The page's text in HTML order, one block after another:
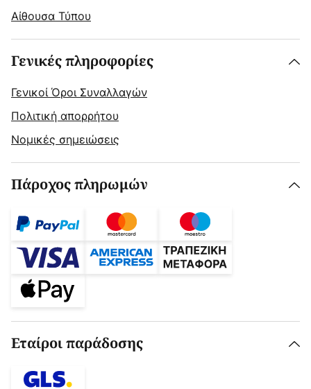
Αίθουσα Τύπου
Γενικές πληροφορίες
Γενικοί Όροι Συναλλαγών
Πολιτική απορρήτου
Νομικές σημειώσεις
Πάροχος πληρωμών
Εταίροι παράδοσης